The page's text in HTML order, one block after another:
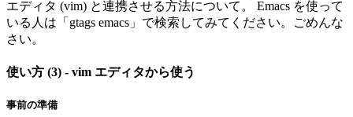
エディタ (vim) と連携させる方法について。 Emacs を使って
いる人は「gtags emacs」で検索してみてください。ごめんな
さい。
使い方 (3) - vim エディタから使う
事前の準備